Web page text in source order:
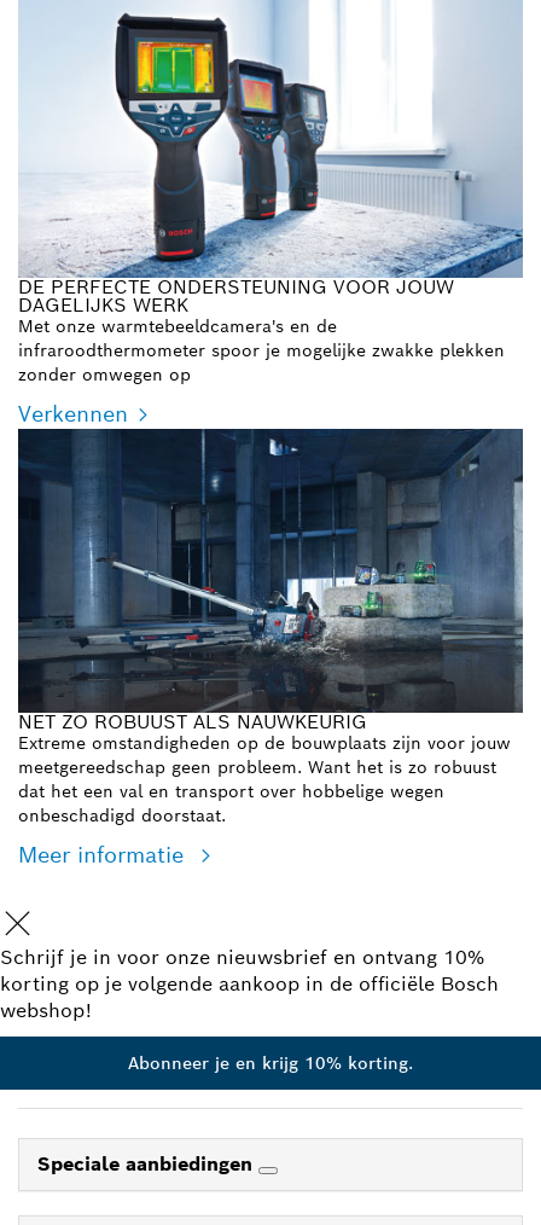
DE PERFECTE ONDERSTEUNING VOOR JOUW
DAGELIJKS WERK
Met onze warmtebeeldcamera's en de
infraroodthermometer spoor je mogelijke zwakke plekken
zonder omwegen op
Verkennen
NET ZO ROBUUST ALS NAUWKEURIG
Extreme omstandigheden op de bouwplaats zijn voor jouw
meetgereedschap geen probleem. Want het is zo robuust
dat het een val en transport over hobbelige wegen
onbeschadigd doorstaat.
Meer informatie
Schrijf je in voor onze nieuwsbrief en ontvang 10%
korting op je volgende aankoop in de officiële Bosch
webshop!
Abonneer je en krijg 10% korting.
Speciale aanbiedingen